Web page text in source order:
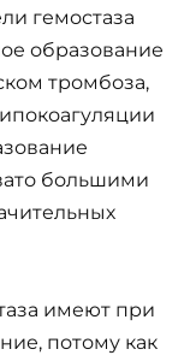
гемостаза
образование
тромбоза,
большими
имеют при
потому как